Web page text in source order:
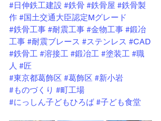
#日伸鉄工建設 #鉄骨 #鉄骨屋 #鉄骨製
作 #国土交通大臣認定Mグレード
#鉄骨工事 #耐震工事 #金物工事 #鍛冶
工事 #耐震ブレース #ステンレス #CAD
#鉄骨工 #溶接工 #鍛冶工 #塗装工 #職
人 #匠
#東京都葛飾区 #葛飾区 #新小岩
#ものづくり #町工場
#にっしん子どもひろば #子ども食堂